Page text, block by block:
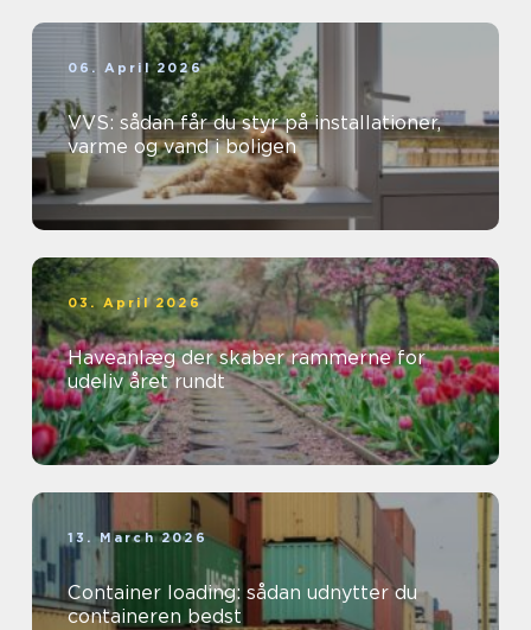
06. April 2026
VVS: sådan får du styr på installationer,
varme og vand i boligen
03. April 2026
Haveanlæg der skaber rammerne for
udeliv året rundt
13. March 2026
Container loading: sådan udnytter du
containeren bedst